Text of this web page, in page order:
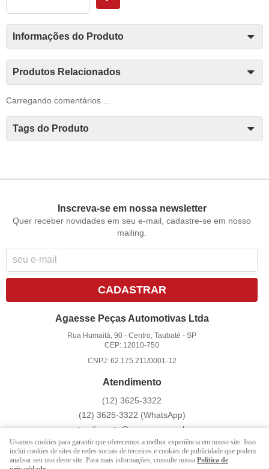
Informações do Produto
Produtos Relacionados
Carregando comentários ...
Tags do Produto
Inscreva-se em nossa newsletter
Quer receber novidades em seu e-mail, cadastre-se em nosso
mailing.
CADASTRAR
Agaesse Peças Automotivas Ltda
Rua Humaitá, 90 -Centro, Taubaté -SP
CEP: 12010-750
CNPJ: 62.175.211/0001-12
Atendimento
(12) 3625-3322
(12) 3625-3322 (WhatsApp)
atendimento@agaesse.com.br
LOJA VIRTUAL CRIADA POR
Usamos cookies para garantir que oferecemos a melhor experiência em nosso site. Isso
inclui cookies de sites de redes sociais de terceiros e cookies de publicidade que podem
analisar seu uso deste site. Para mais informações, consulte nossa Política de